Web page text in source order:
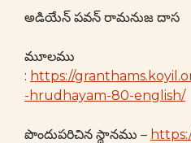
అడియేన్ పవన్ రామనుజ దాస
మూలము
: https://
-hrudhayam-80-english/
పొందుపరిచిన స్థానము –